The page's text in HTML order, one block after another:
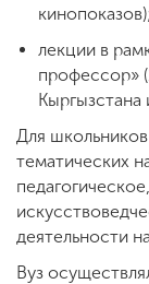
кинопоказов);
лекции в
профессор»
Кыргызстана
Для
тематических
деятельности
Вуз